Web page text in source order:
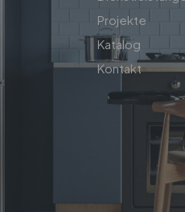
Projekte
Katalog
Kontakt